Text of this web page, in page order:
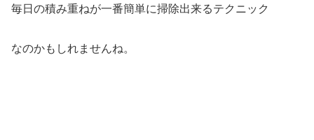
毎日の積み重ねが一番簡単に掃除出来るテクニック
なのかもしれませんね。